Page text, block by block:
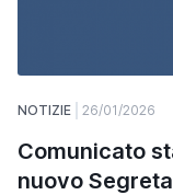
NOTIZIE 26/01/2026
Comunicato
nuovo